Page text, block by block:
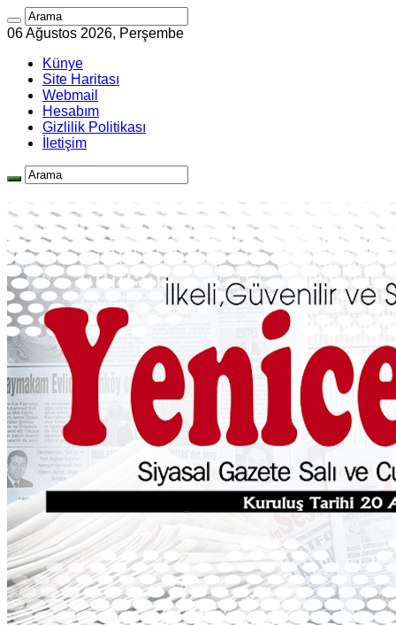
06 Ağustos 2026, Perşembe
Künye
Site Haritası
Webmail
Hesabım
Gizlilik Politikası
İletişim